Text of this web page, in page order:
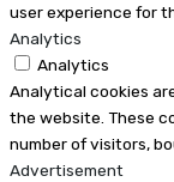
user experience for
Analytics
Analytics
Analytical cookies
the website. These
number of visitors,
Advertisement